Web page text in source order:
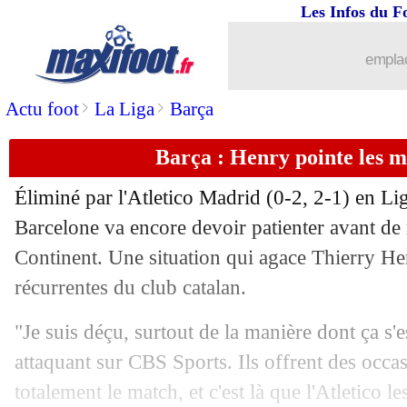
Actu foot> La Liga> Barça
Les Infos du
Barça : Henry pointe les
Éliminé par l'Atletico Madrid (0-2, 2-1) en
Barcelone va encore devoir patienter avant
Continent. Une situation qui agace Thierry
récurrentes du club catalan.
"Je suis déçu, surtout de la manière dont ça
attaquant sur CBS Sports. Ils offrent des
totalement le match, et c'est là que l'Atletico
: Luis Enrique complimente
15/04 Liverpool: neuf mois d'absence
: un finaliste sans sacre assuré
15/04 PSG: un calendrier chargé à venir
15/04 Real: Arbeloa croit à la qualification
15/04 Liverpool : Van Dijk s'incline
15/04 PSG: l'aveu de Luis Enrique
15/04 PSG : le club prêt à relancer le